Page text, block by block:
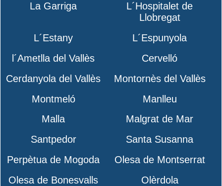
La Garriga
L´Hospitalet de
Llobregat
L´Estany
L´Espunyola
l´Ametlla del Vallès
Cervelló
Cerdanyola del Vallès
Montornès del Vallès
Montmeló
Manlleu
Malla
Malgrat de Mar
Santpedor
Santa Susanna
Perpètua de Mogoda
Olesa de Montserrat
Olesa de Bonesvalls
Olèrdola